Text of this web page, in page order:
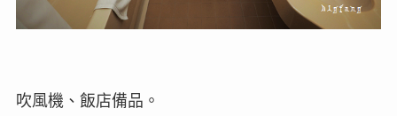
吹風機、飯店備品。